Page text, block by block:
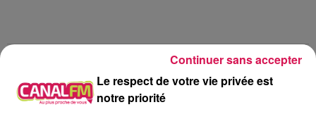
Geoffrey
Le respect de votre vie privée est
notre priorité
Continuer sans accepter